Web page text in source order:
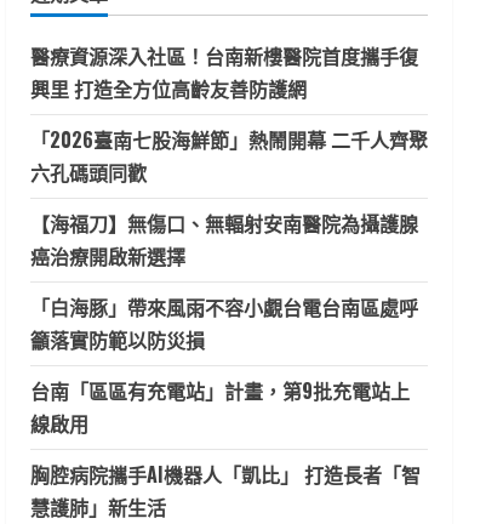
字:
醫療資源深入社區！台南新樓醫院首度攜手復
興里 打造全方位高齡友善防護網
「2026臺南七股海鮮節」熱鬧開幕 二千人齊聚
六孔碼頭同歡
【海福刀】無傷口、無輻射安南醫院為攝護腺
癌治療開啟新選擇
「白海豚」帶來風雨不容小覷台電台南區處呼
籲落實防範以防災損
台南「區區有充電站」計畫，第9批充電站上
線啟用
胸腔病院攜手AI機器人「凱比」 打造長者「智
慧護肺」新生活